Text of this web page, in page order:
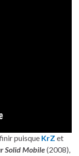
puisque KrZ et
Solid Mobile(2008),